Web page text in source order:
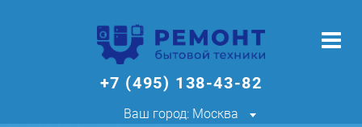
+7 (495) 138-43-82
Ваш город: Москва